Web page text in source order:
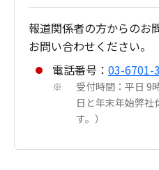
報道関係者の方からのお
お問い合わせください。
電話番号： 03-6701-
※
受付時間：平日 9
日と年末年始弊社
す。）